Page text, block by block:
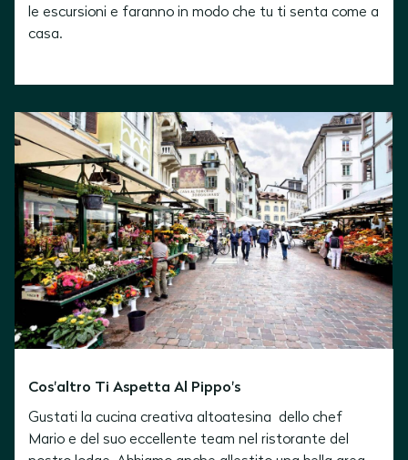
le escursioni e faranno in modo che tu ti senta come a
casa.
Cos'altro Ti Aspetta Al Pippo's
Gustati la cucina creativa altoatesina dello chef
Mario e del suo eccellente team nel ristorante del